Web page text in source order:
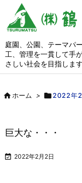
庭園、公園、テーマパ
工、管理を一貫して手
さしい社会を目指します
ホーム > 2022年
巨大な・・・
 2022年2月2日